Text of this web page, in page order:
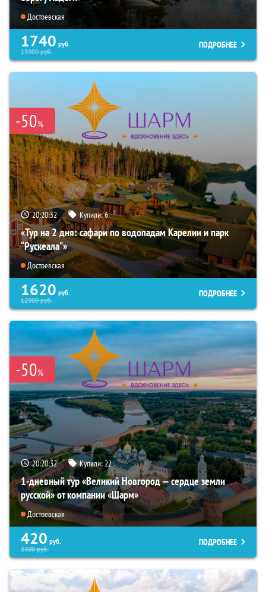
Достоевская
1740 руб.
13900руб.
ПОДРОБНЕЕ
-50%
20:20:31 Купили:6
«Тур на 2 дня: сафари по водопадам Карелии и парк
“Рускеала"»
Достоевская
1620 руб.
12900руб.
ПОДРОБНЕЕ
-50%
20:20:31 Купили:22
1-дневный тур «Великий Новгород — сердце земли
русской» от компании «Шарм»
Достоевская
420 руб.
3300руб.
ПОДРОБНЕЕ